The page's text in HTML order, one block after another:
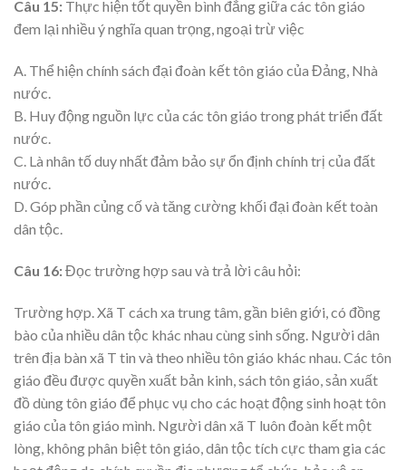
Câu 15: Thực hiện tốt quyền bình đẳng giữa các tôn giáo
đem lại nhiều ý nghĩa quan trọng, ngoại trừ việc
A. Thể hiện chính sách đại đoàn kết tôn giáo của Đảng, Nhà
nước.
B. Huy động nguồn lực của các tôn giáo trong phát triển đất
nước.
C. Là nhân tố duy nhất đảm bảo sự ổn định chính trị của đất
nước.
D. Góp phần củng cố và tăng cường khối đại đoàn kết toàn
dân tộc.
Câu 16:Đọc trường hợp sau và trả lời câu hỏi:
Trường hợp. Xã T cách xa trung tâm, gần biên giới, có đồng
bào của nhiều dân tộc khác nhau cùng sinh sống. Người dân
trên địa bàn xã T tin và theo nhiều tôn giáo khác nhau. Các tôn
giáo đều được quyền xuất bản kinh, sách tôn giáo, sản xuất
đồ dùng tôn giáo để phục vụ cho các hoạt động sinh hoạt tôn
giáo của tôn giáo mình. Người dân xã T luôn đoàn kết một
lòng, không phân biệt tôn giáo, dân tộc tích cực tham gia các